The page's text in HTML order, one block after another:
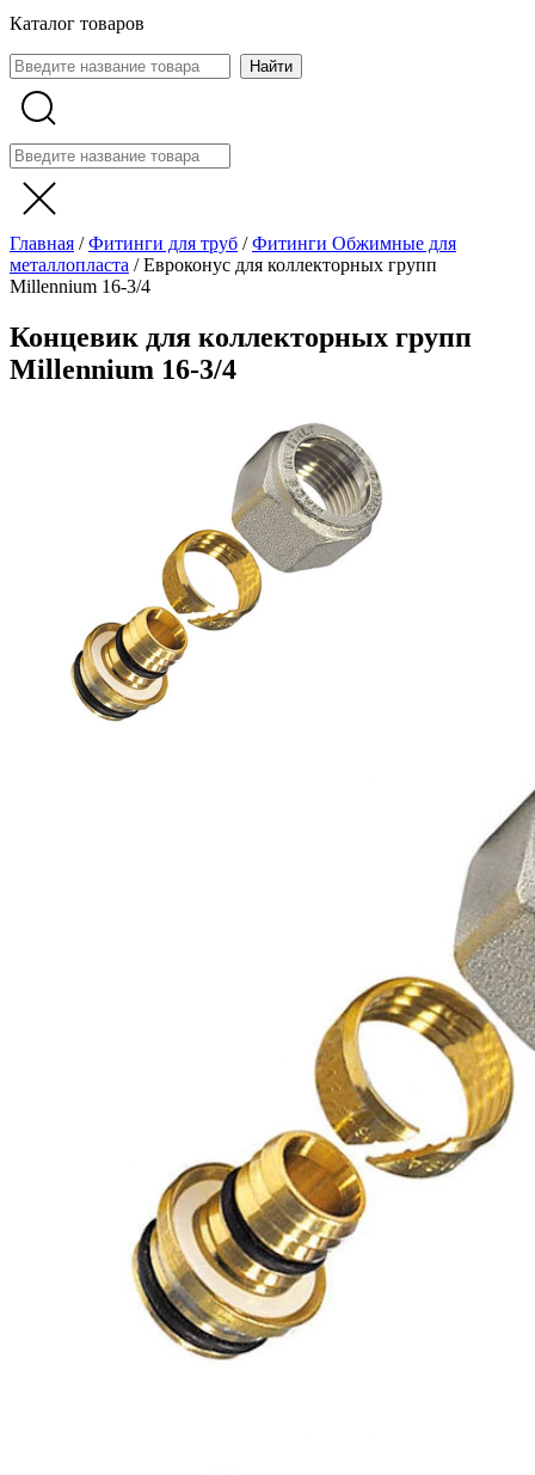
Каталог товаров
Главная /Фитинги для труб /Фитинги Обжимные для
металлопласта /Евроконус для коллекторных групп
Millennium 16-3/4
Концевик для коллекторных групп
Millennium 16-3/4